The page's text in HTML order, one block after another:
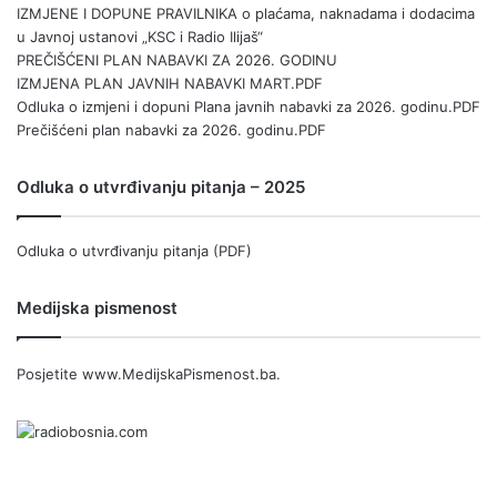
IZMJENE I DOPUNE PRAVILNIKA o plaćama, naknadama i dodacima
u Javnoj ustanovi „KSC i Radio Ilijaš“
PREČIŠĆENI PLAN NABAVKI ZA 2026. GODINU
IZMJENA PLAN JAVNIH NABAVKI MART.PDF
Odluka o izmjeni i dopuni Plana javnih nabavki za 2026. godinu.PDF
Prečišćeni plan nabavki za 2026. godinu.PDF
Odluka o utvrđivanju pitanja – 2025
Odluka o utvrđivanju pitanja (PDF)
Medijska pismenost
Posjetite www.MedijskaPismenost.ba.